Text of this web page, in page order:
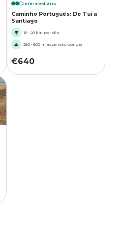
Intermediário
Caminho Português: De Tui a
Santiago
15 - 20 km por dia
250 - 500 m ascensão por dia
€640